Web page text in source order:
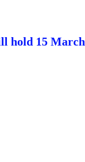
hold 15 March